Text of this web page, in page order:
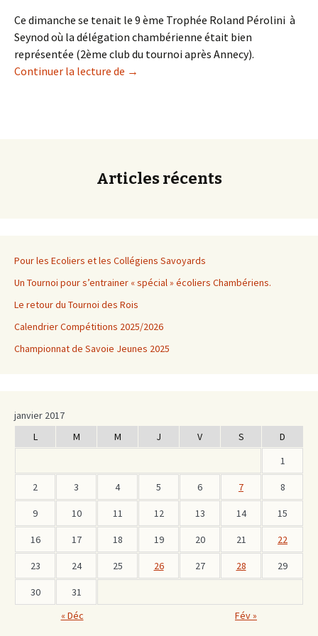
Ce dimanche se tenait le 9 ème Trophée Roland Pérolini à
Seynod où la délégation chambérienne était bien
représentée (2ème club du tournoi après Annecy).
Continuer la lecture de Rapide de Seynod
→
Articles récents
Pour les Ecoliers et les Collégiens Savoyards
Un Tournoi pour s’entrainer « spécial » écoliers Chambériens.
Le retour du Tournoi des Rois
Calendrier Compétitions 2025/2026
Championnat de Savoie Jeunes 2025
janvier 2017
L
M M J V S
D
1
2 3 4 5 6 7 8
9 10 11 12 13 14 15
16 17 18 19 20 21 22
23 24 25 26 27 28 29
30
31
« Déc
Fév »